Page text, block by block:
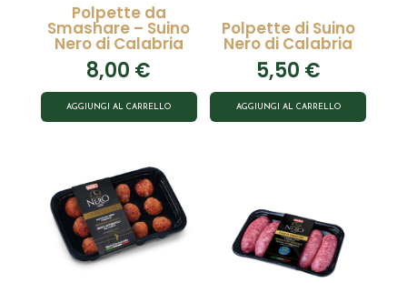
Polpette da
Smashare – Suino
Nero di Calabria
8,00 €
AGGIUNGI AL CARRELLO
Polpette di Suino
Nero di Calabria
5,50 €
AGGIUNGI AL CARRELLO